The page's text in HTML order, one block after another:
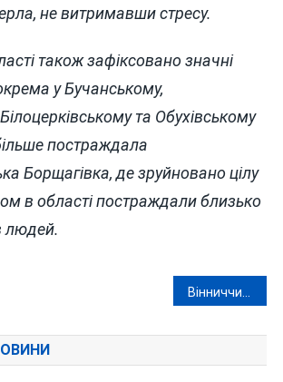
не витримавши стресу.
також зафіксовано значні
у Бучанському,
та Обухівському
постраждала
Борщагівка, де зруйновано цілу
в області постраждали близько
людей.